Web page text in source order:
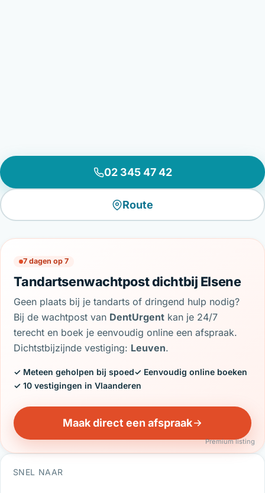
02 345 47 42
Route
7 dagen op 7
Tandartsenwachtpost dichtbij Elsene
Geen plaats bij je tandarts of dringend hulp nodig?
Bij de wachtpost van DentUrgent kan je 24/7
terecht en boek je eenvoudig online een afspraak.
Dichtstbijzijnde vestiging: Leuven.
✓ Meteen geholpen bij spoed✓ Eenvoudig online boeken
✓ 10 vestigingen in Vlaanderen
Maak direct een afspraak
Premium listing
SNEL NAAR